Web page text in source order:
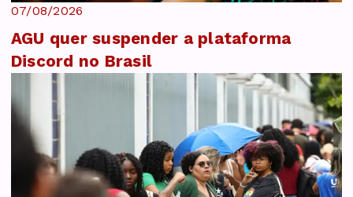
07/08/2026
AGU quer suspender a plataforma
Discord no Brasil